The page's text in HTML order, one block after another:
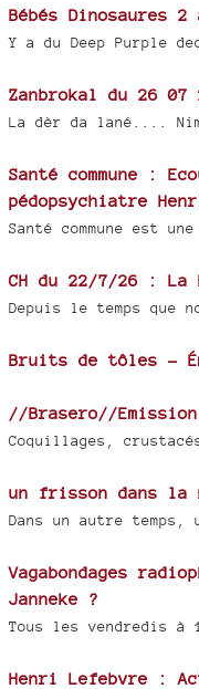
Bébés Dinosaures 2
Y a du Deep Purple
Zanbrokal du 26 07
La dèr da lané....
Santé commune :
pédopsychiatre
Santé commune est
CH du 22/7/26 : La
Depuis le temps que
Bruits de tôles -
//Brasero//
Coquillages,
un frisson dans la
Dans un autre
Vagabondages
Janneke ?
Tous les vendredis à
Henri Lefebvre :